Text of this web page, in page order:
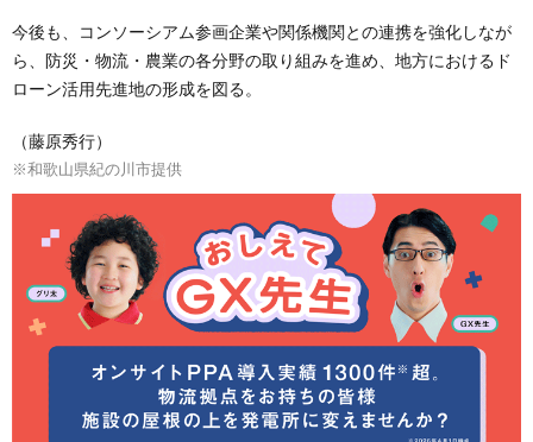
今後も、コンソーシアム参画企業や関係機関との連携を強化しなが
ら、防災・物流・農業の各分野の取り組みを進め、地方におけるド
ローン活用先進地の形成を図る。
（藤原秀行）
※和歌山県紀の川市提供